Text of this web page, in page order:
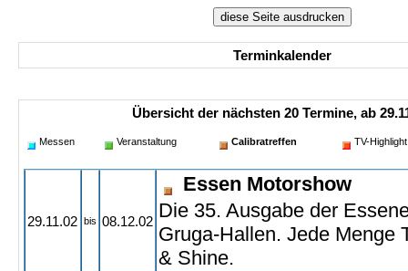
Terminkalender
Übersicht der nächsten 20 Termine, ab
Messen Veranstaltung Calibratreffen TV-Highlight
29.11.02 bis 08.12.02
Essen Motorshow
Die 35. Ausgabe der
Gruga-Hallen. Jede Menge
& Shine.